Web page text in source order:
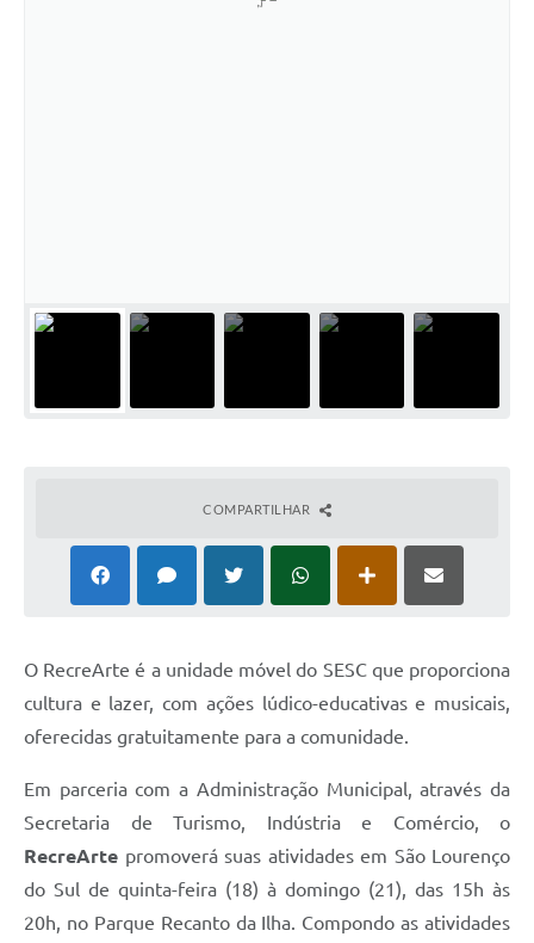
COMPARTILHAR
O RecreArte é a unidade móvel do SESC que proporciona
cultura e lazer, com ações lúdico-educativas e musicais,
oferecidas gratuitamente para a comunidade.
Em parceria com a Administração Municipal, através da
Secretaria de Turismo, Indústria e Comércio, o
RecreArte promoverá suas atividades em São Lourenço
do Sul de quinta-feira (18) à domingo (21), das 15h às
20h, no Parque Recanto da Ilha. Compondo as atividades